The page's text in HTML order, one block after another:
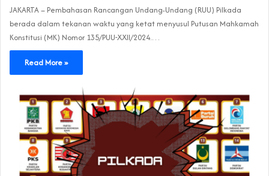
JAKARTA – Pembahasan Rancangan Undang-Undang (RUU) Pilkada
berada dalam tekanan waktu yang ketat menyusul Putusan Mahkamah
Konstitusi (MK) Nomor 135/PUU-XXII/2024.…
Read More »